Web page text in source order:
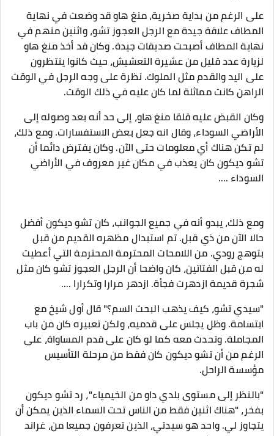
على الرغم من بداية صخرية، منغ هاو قد وضعت في نهاية
المطاف علاقة جيدة مع الرجل العجوز تشو، واثنين منهم في
نهاية المطاف أصبحت صديقات جيدة. وكان قد أخذ منغ هاو
لزيارة عدد قليل من عشيرة التعشيش، حيث كانوا ينتظرون
على اليد والقدم مثل الملوك. نظرة على وجه الرجل في الوقت
الراهن كانت مماثلة لما كان عليه في ذلك الوقت.
وكان القبض عليه قلقا منغ هاو، إلى حد أنه بعد وصوله إلى
الأراضي السوداء، وقال انه جعل بعض الاستفسارات. ومع ذلك،
لم تكن هناك أي معلومات حتى الآن. وكان يفترض دائما أن
تشو ديكون كان يعذب في مكان غير معروف في الأراضي
السوداء ....
ومع ذلك، يبدو أنه في جميع الجوانب، كان تشو ديكون أفضل
حالا الآن من ذي قبل. تم استبدال مظهره القديم من قبل
بتوهج رودي. من اللامحات المحترمة المحترمة التي أعطيت
له من قبل الفتاتين، كان واضحا أن الرجل العجوز تشو كان مثل
شجرة قديمة ازدهرت فجأة. ازدهر مرارا وتكرارا ....
"سيدي تشو، كيف يذهب البحث السم؟" قال أول شيخ مع
ابتسامة. وظل يجلس على قدميه، ولكن تعبيره كان من باب
المجاملة. وتحدث معه كما لو كان على قدم المساواة، على
الرغم من أن تشو ديكون كان فقط من مرحلة التأسيس
مؤسسة الراحل.
"بالنظر إلى مستوى بلدي داو من الخيمياء"، رد تشو ديكون
بفخر، "هناك اثنين فقط من الناس تحت السماء الذين يمكن أن
يتجاوز لي. واحد هو سيدتي، الذين تعرفون جميعا من، غراند